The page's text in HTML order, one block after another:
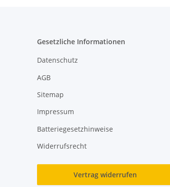
Gesetzliche Informationen
Datenschutz
AGB
Sitemap
Impressum
Batteriegesetzhinweise
Widerrufsrecht
Vertrag widerrufen